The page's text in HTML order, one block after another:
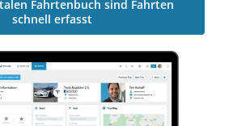
Fahrtenbuch sind Fahrten
schnell erfasst